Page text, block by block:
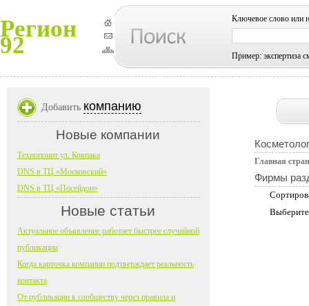
Регион
92
Ключевое слово или
Пример: экспертиза
Главная
Фирмы
Добавить компанию
Новые компании
Технопоинт ул. Ковпака
DNS в ТЦ «Московский»
DNS в ТЦ «Посейдон»
Новые статьи
Актуальное объявление работает быстрее случайной
публикации
Когда карточка компании подтверждает реальность
контакта
От публикации к сообществу через правила и